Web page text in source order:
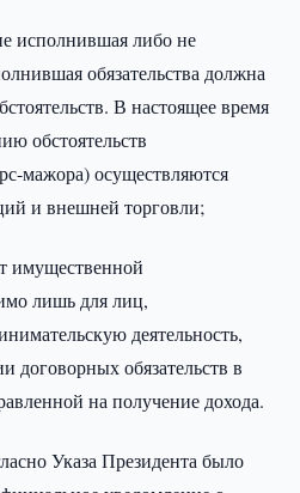
исполнившая либо не
обязательства должна
В настоящее время
обстоятельств
мажора) осуществляются
и внешней торговли;
имущественной
лишь для лиц,
деятельность,
договорных обязательств в
на получение дохода.
Указа Президента было